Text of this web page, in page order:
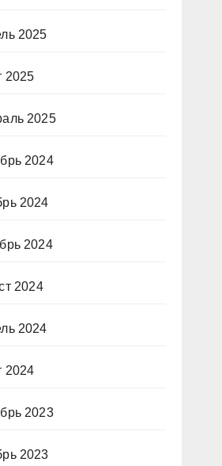
2025
2025
2025
2024
2024
2024
2024
2024
2024
2023
2023